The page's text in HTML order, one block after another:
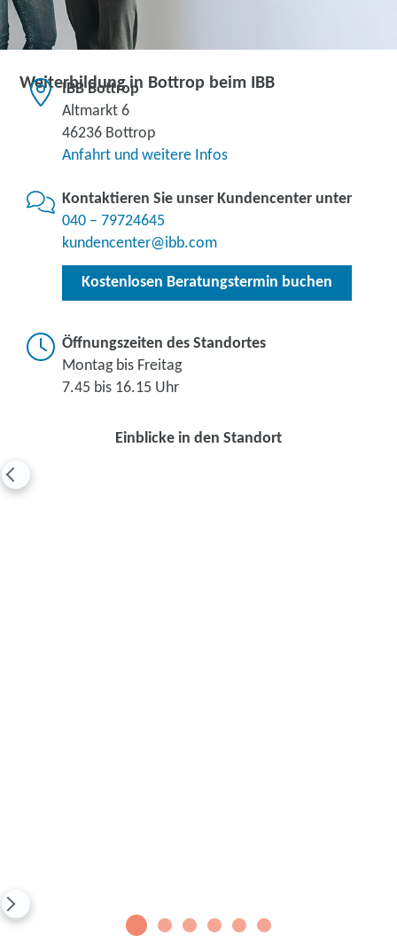
Weiterbildung in Bottrop beim IBB
IBB Bottrop
Altmarkt 6
46236 Bottrop
Anfahrt und weitere Infos
Kontaktieren Sie unser Kundencenter unter
040 – 79724645
kundencenter@ibb.com
Kostenlosen Beratungstermin buchen
Öffnungszeiten des Standortes
Montag bis Freitag
7.45 bis 16.15 Uhr
Einblicke in den Standort
2 3 4 5 6